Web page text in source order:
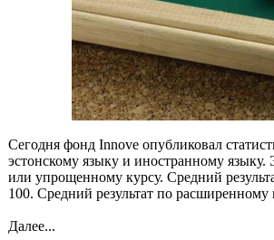
Сегодня фонд Innove опубликовал
эстонскому языку и иностранному
или упрощенному курсу. Средний
100. Средний результат по расширенному
Далее...